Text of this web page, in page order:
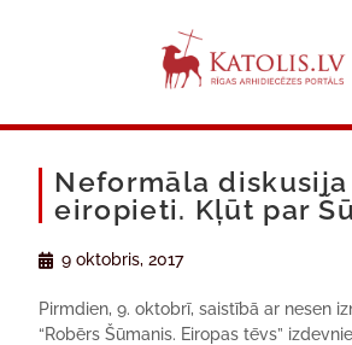
Neformāla diskusija
eiropieti. Kļūt par
9 oktobris, 2017
Pirmdien, 9. oktobrī, saistībā ar nesen
“Robērs Šūmanis. Eiropas tēvs”